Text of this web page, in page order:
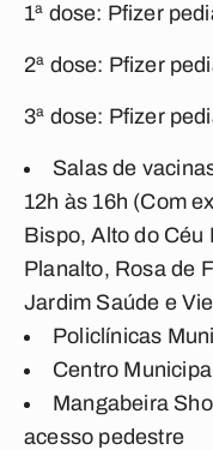
1ª dose: Pfizer
2ª dose: Pfizer
3ª dose: Pfizer
Salas de
12h às 16h (Com
Bispo, Alto do
Planalto, Rosa de
Jardim Saúde e
Policlínicas
Centro
Mangabeira
acesso pedestre